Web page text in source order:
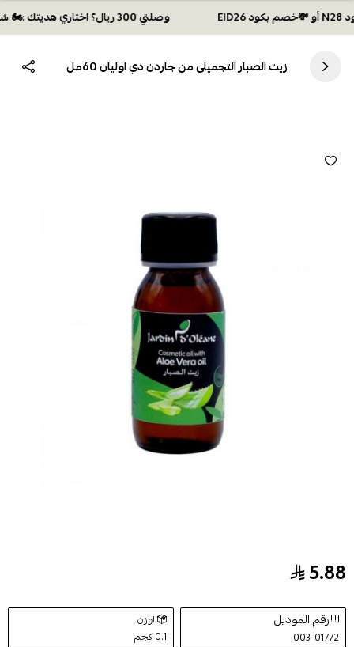
وصلتي 300 ريال؟ اختاري هديتك :🏍 شحن مجاني بكود N28 أو 💸خصم بكود EID26
زيت الصبار التجميلي من جاردن دي اوليان 60مل
زيت الصبار التجميلي من جاردن دي اوليان 60مل
5.88
رقم الموديل
003-01772
الوزن
0.1 كجم